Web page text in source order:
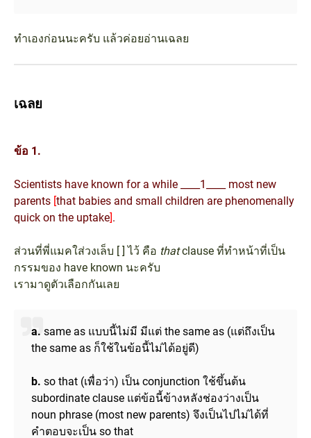
ทำเองก่อนนะครับ แล้วค่อยอ่านเฉลย
เฉลย
ข้อ 1.
Scientists have known for a while ____1____ most new
parents [that babies and small children are phenomenally
quick on the uptake].
ส่วนที่พี่แมคใส่วงเล็บ [ ] ไว้ คือ thatclause ที่ทำหน้าที่เป็น
กรรมของ have known นะครับ
เรามาดูตัวเลือกกันเลย
a. same as แบบนี้ไม่มี มีแต่ the same as (แต่ถึงเป็น
the same as ก็ใช้ในข้อนี้ไม่ได้อยู่ดี)
b. so that (เพื่อว่า) เป็น conjunction ใช้ขึ้นต้น
subordinate clause แต่ข้อนี้ข้างหลังช่องว่างเป็น
noun phrase (most new parents) จึงเป็นไปไม่ได้ที่
คำตอบจะเป็น so that